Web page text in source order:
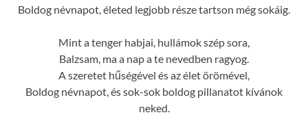
Boldog névnapot, életed legjobb része tartson még sokáig.
Mint a tenger habjai, hullámok szép sora,
Balzsam, ma a nap a te nevedben ragyog.
A szeretet hűségével és az élet örömével,
Boldog névnapot, és sok-sok boldog pillanatot kívánok
neked.